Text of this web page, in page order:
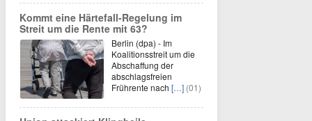
Kommt eine Härtefall-Regelung im
Streit um die Rente mit 63?
Berlin (dpa) - Im
Koalitionsstreit um die
Abschaffung der
abschlagsfreien
Frührente nach […] (01)